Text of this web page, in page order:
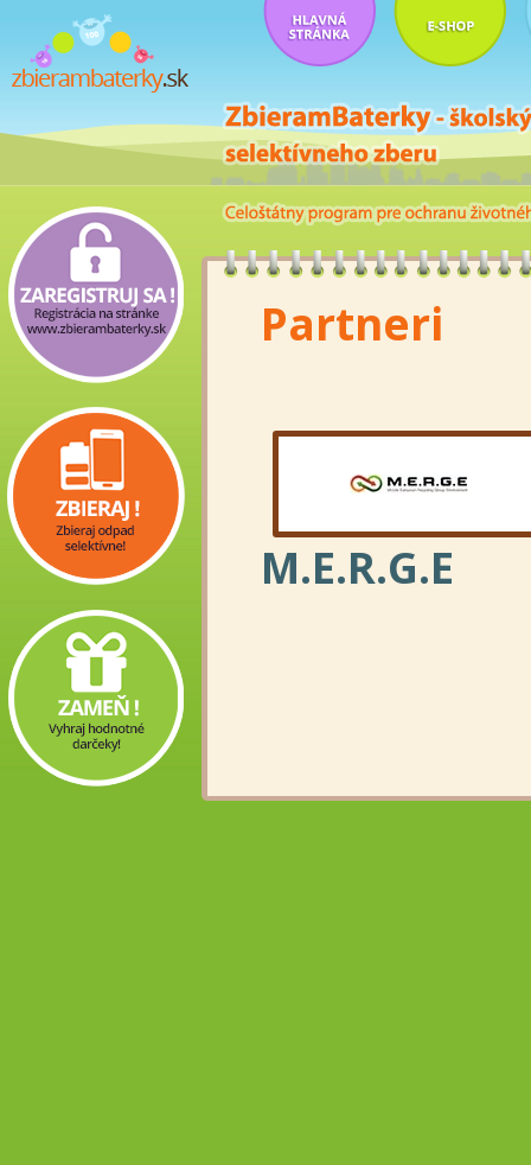
Partneri
M.E.R.G.E